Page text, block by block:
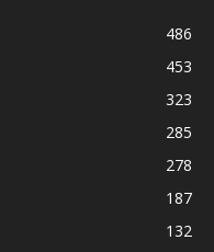
486
453
323
285
278
187
132